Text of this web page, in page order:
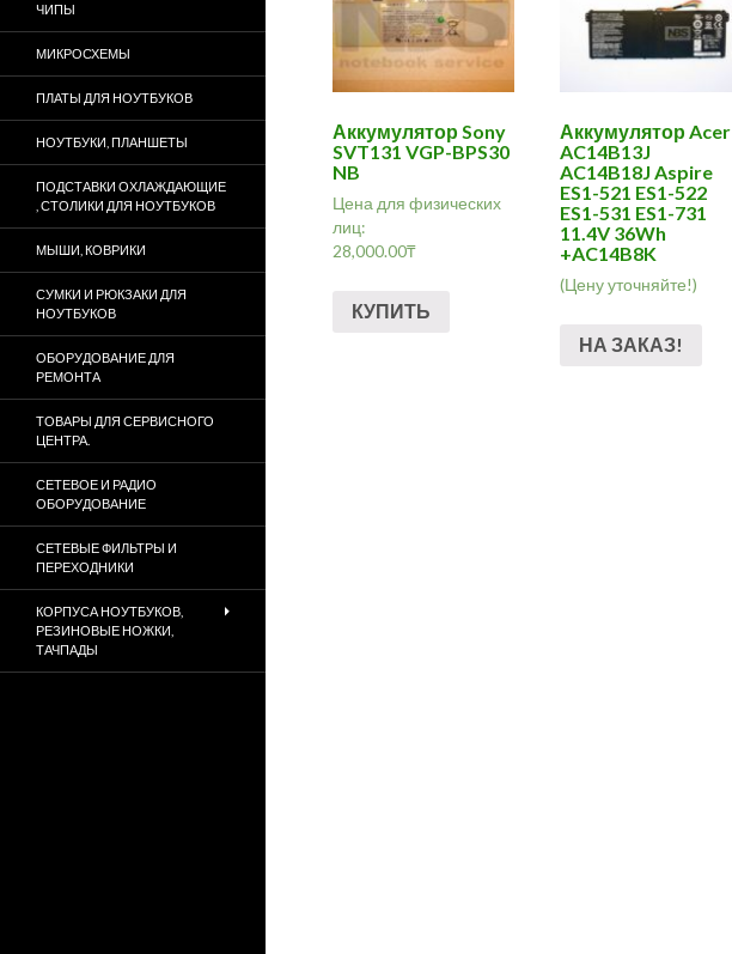
Аккумулятор Sony
SVT131 VGP-BPS30
NB
Цена для физических
лиц:
28,000.00₸
КУПИТЬ
Аккумулятор Acer
AC14B13J
AC14B18J Aspire
ES1-521 ES1-522
ES1-531 ES1-731
11.4V 36Wh
+AC14B8K
(Цену уточняйте!)
НА ЗАКАЗ!
ЧИПЫ
МИКРОСХЕМЫ
ПЛАТЫ ДЛЯ НОУТБУКОВ
НОУТБУКИ, ПЛАНШЕТЫ
ПОДСТАВКИ ОХЛАЖДАЮЩИЕ
, СТОЛИКИ ДЛЯ НОУТБУКОВ
МЫШИ, КОВРИКИ
СУМКИ И РЮКЗАКИ ДЛЯ
НОУТБУКОВ
ОБОРУДОВАНИЕ ДЛЯ
РЕМОНТА
ТОВАРЫ ДЛЯ СЕРВИСНОГО
ЦЕНТРА.
СЕТЕВОЕ И РАДИО
ОБОРУДОВАНИЕ
СЕТЕВЫЕ ФИЛЬТРЫ И
ПЕРЕХОДНИКИ
КОРПУСА НОУТБУКОВ,
РЕЗИНОВЫЕ НОЖКИ,
ТАЧПАДЫ